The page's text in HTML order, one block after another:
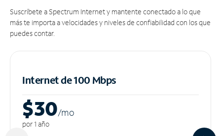
Suscríbete a Spectrum Internet y mantente conectado a lo que
más te importa a velocidades y niveles de confiabilidad con los que
puedes contar.
Internet de 100 Mbps
$30/mo
por 1 año